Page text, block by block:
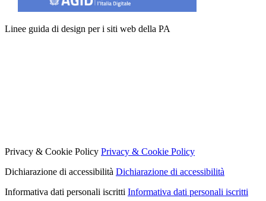
Linee guida di design per i siti web della PA
Privacy & Cookie Policy Privacy & Cookie Policy
Dichiarazione di accessibilità Dichiarazione di accessibilità
Informativa dati personali iscritti Informativa dati personali iscritti